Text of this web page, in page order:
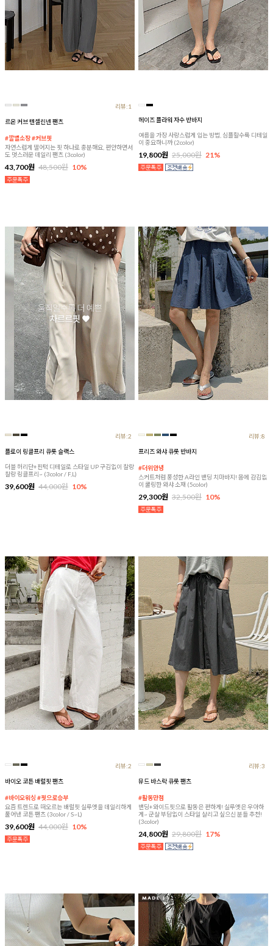
리뷰:1
르온 커브 텐셀린넨 팬츠
#깔별소장 #커브핏
자연스럽게 떨어지는 핏 하나로 충분해요, 편안하면서
도 멋스러운 데일리 팬츠 (3color)
43,700원 48,500원 10%
헤이즈 플라워 자수 반바지
여름을 가장 사랑스럽게 입는 방법, 심플할수록 디테일
이 중요하니까 (2color)
19,800원 25,000원 21%
리뷰:2
플로이 링클프리 큐롯 슬랙스
더블 허리단+핀턱 디테일로 스타일 UP 구김없이 찰랑
찰랑 링클프리~ (3color / F,L)
39,600원 44,000원 10%
리뷰:8
프리즈 와샤 큐롯 반바지
#더위안녕
스커트처럼 풍성한 A라인 밴딩 치마바지! 몸에 감김없
이 쿨링한 와샤 소재 (5color)
29,300원 32,500원 10%
리뷰:2
바이오 코튼 배럴핏 팬츠
#바이오워싱 #핏으로승부
요즘 트렌드로 떠오르는 배럴핏 실루엣을 데일리하게
풀어낸 코튼 팬츠 (3color / S~L)
39,600원 44,000원 10%
리뷰:3
뮤드 바스락 큐롯 팬츠
#활동만점
밴딩+와이드핏으로 활동은 편하게! 실루엣은 우아하
게~ 군살 부담없이 스타일 살리고 싶으신 분들 추천!
(3color)
24,800원 29,800원 17%